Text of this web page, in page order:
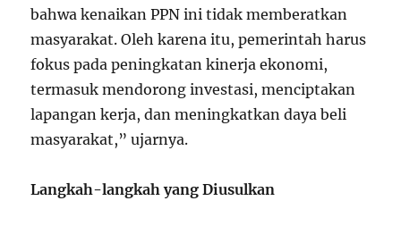
bahwa kenaikan PPN ini tidak memberatkan
masyarakat. Oleh karena itu, pemerintah harus
fokus pada peningkatan kinerja ekonomi,
termasuk mendorong investasi, menciptakan
lapangan kerja, dan meningkatkan daya beli
masyarakat,” ujarnya.
Langkah-langkah yang Diusulkan